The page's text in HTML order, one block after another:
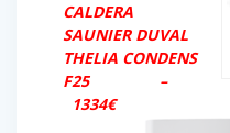
CALDERA
SAUNIER DUVAL
THELIA CONDENS
F25 –
1334€